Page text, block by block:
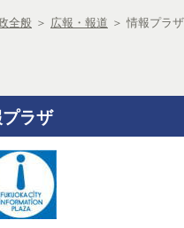
全般 ＞ 広報・報道 ＞ 情報プラザ
ラザ